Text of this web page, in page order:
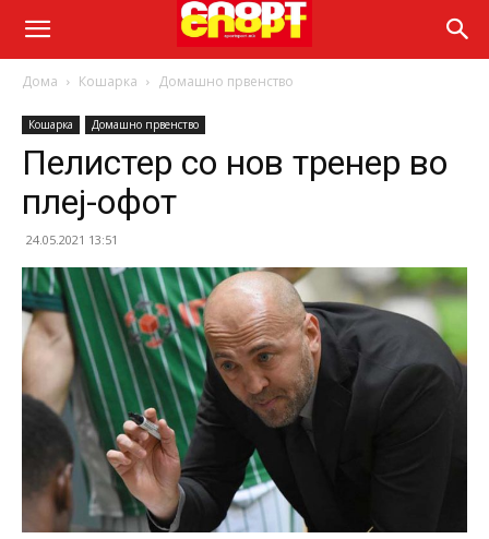
Дома Кошарка Домашно првенство
Кошарка Домашно првенство
Пелистер со нов тренер во
плеј-офот
24.05.2021 13:51